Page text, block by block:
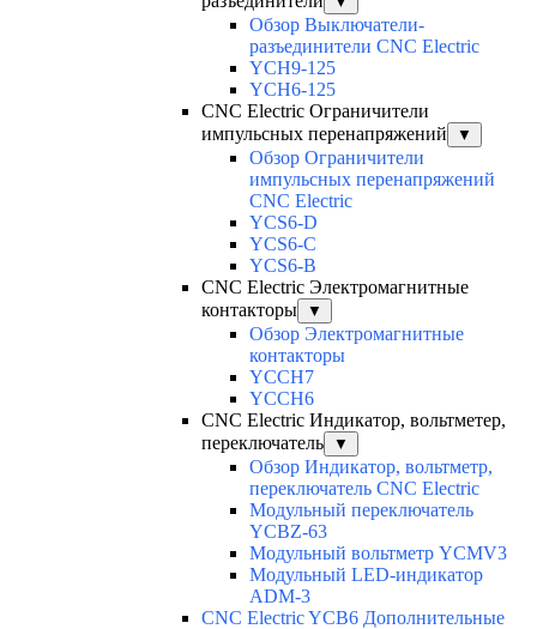
Обзор Выключатели-
разъединители CNC Electric
YCH9-125
YCH6-125
CNC Electric Ограничители
импульсных перенапряжений
▼
Обзор Ограничители
импульсных перенапряжений
CNC Electric
YCS6-D
YCS6-C
YCS6-B
CNC Electric Электромагнитные
контакторы
▼
Обзор Электромагнитные
контакторы
YCCH7
YCCH6
CNC Electric Индикатор, вольтметер,
переключатель
▼
Обзор Индикатор, вольтметр,
переключатель CNC Electric
Модульный переключатель
YCBZ-63
Модульный вольтметр YCMV3
Модульный LED-индикатор
ADM-3
CNC Electric YCB6 Дополнительные